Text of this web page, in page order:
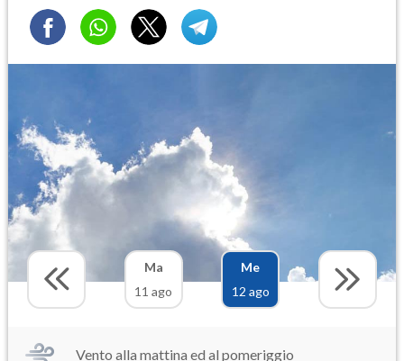
Ma
11 ago
Me
12 ago
Vento alla mattina ed al pomeriggio